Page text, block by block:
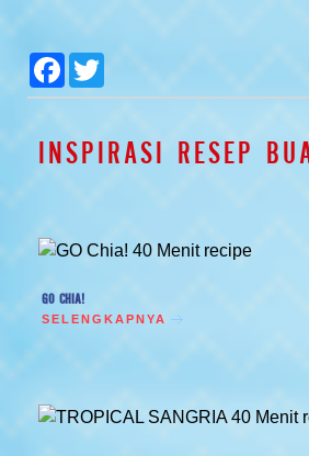
null
Facebook
null null
null
INSPIRASI RESEP
GO CHIA!
SELENGKAPNYA